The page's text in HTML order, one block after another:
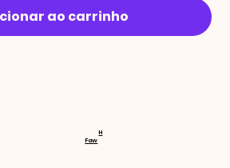
ao carrinho
Faw
H